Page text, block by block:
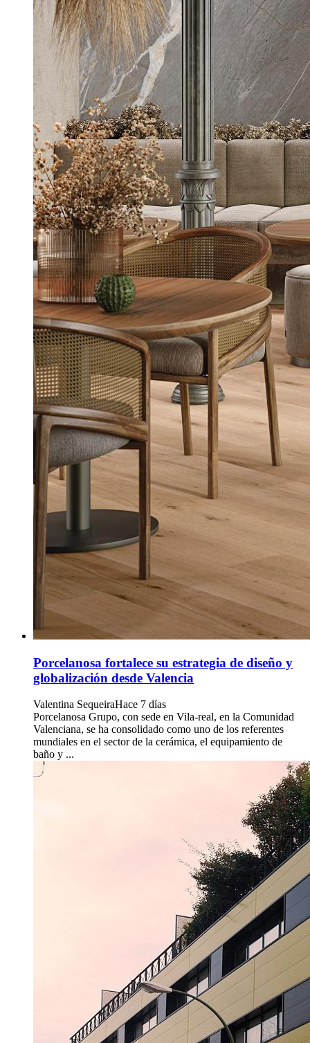
Porcelanosa fortalece su estrategia de diseño y
globalización desde Valencia
Valentina SequeiraHace 7 días
Porcelanosa Grupo, con sede en Vila-real, en la Comunidad
Valenciana, se ha consolidado como uno de los referentes
mundiales en el sector de la cerámica, el equipamiento de
baño y ...